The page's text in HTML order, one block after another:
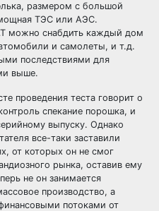
размером с большой
ТЭС или АЭС.
можно снабдить каждый дом
и самолеты, и т.д.
последствиями для
выше.
проведения теста говорит о
спекание порошка, и
выпуску. Однако
все-таки заставили
от которых он не смог
рынка, оставив ему
не он занимается
производство, а
потоками от